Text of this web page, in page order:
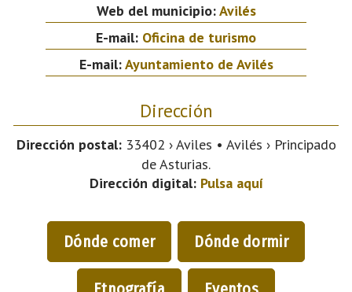
Web del municipio:Avilés
E-mail: Oficina de turismo
E-mail:Ayuntamiento de Avilés
Dirección
Dirección postal:33402 › Aviles • Avilés › Principado
de Asturias.
Dirección digital: Pulsa aquí
Dónde comer Dónde dormir